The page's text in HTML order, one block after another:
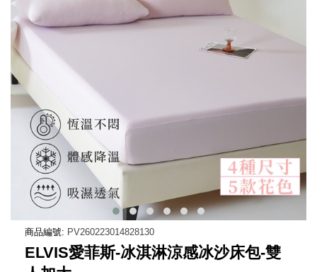
商品編號: PV260223014828130
ELVIS愛菲斯-冰淇淋涼感冰沙床包-雙